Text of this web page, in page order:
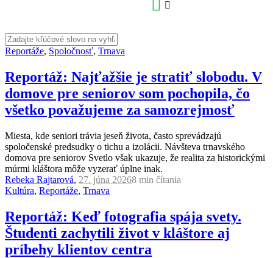
Reportáže, Spoločnosť, Trnava
Reportáž: Najťažšie je stratiť slobodu. V
domove pre seniorov som pochopila, čo
všetko považujeme za samozrejmosť
Miesta, kde seniori trávia jeseň života, často sprevádzajú
spoločenské predsudky o tichu a izolácii. Návšteva trnavského
domova pre seniorov Svetlo však ukazuje, že realita za historickými
múrmi kláštora môže vyzerať úplne inak.
Rebeka Rajtarová, 27. júna 20268 min čítania
Kultúra, Reportáže, Trnava
Reportáž: Keď fotografia spája svety.
Študenti zachytili život v kláštore aj
príbehy klientov centra